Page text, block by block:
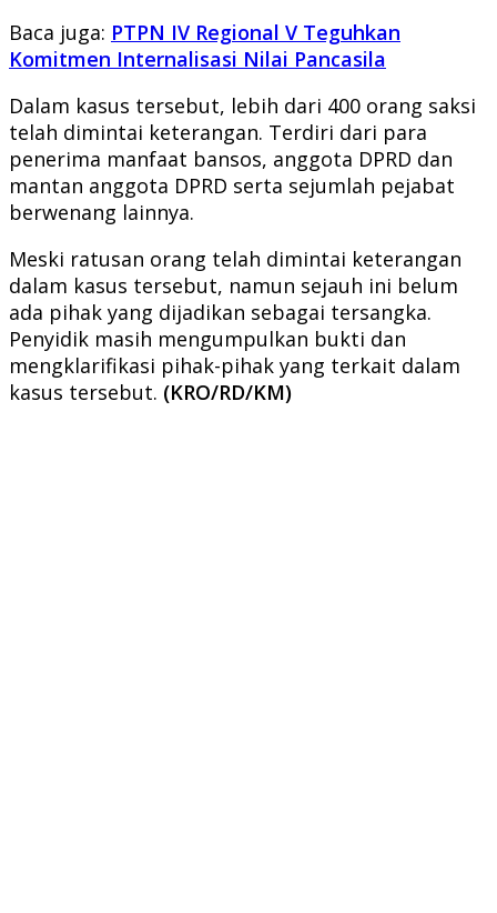
Baca juga: PTPN IV Regional V Teguhkan
Komitmen Internalisasi Nilai Pancasila
Dalam kasus tersebut, lebih dari 400 orang saksi
telah dimintai keterangan. Terdiri dari para
penerima manfaat bansos, anggota DPRD dan
mantan anggota DPRD serta sejumlah pejabat
berwenang lainnya.
Meski ratusan orang telah dimintai keterangan
dalam kasus tersebut, namun sejauh ini belum
ada pihak yang dijadikan sebagai tersangka.
Penyidik masih mengumpulkan bukti dan
mengklarifikasi pihak-pihak yang terkait dalam
kasus tersebut. (KRO/RD/KM)